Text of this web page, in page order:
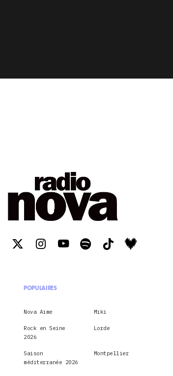
POPULAIRES
Nova Aime Miki
Rock en Seine
2026
Lorde
Saison
méditerranée 2026
Montpellier